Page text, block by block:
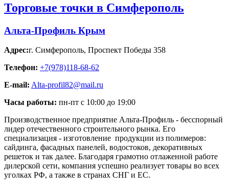
Торговые точки в Симферополь
Альта-Профиль Крым
Адрес:г. Симферополь, Проспект Победы 358
Телефон: +7(978)118-68-62
E-mail: Alta-profil82@mail.ru
Часы работы: пн-пт с 10:00 до 19:00
Производственное предприятие Альта-Профиль - бесспорный
лидер отечественного строительного рынка. Его
специализация - изготовление продукции из полимеров:
сайдинга, фасадных панелей, водостоков, декоративных
решеток и так далее. Благодаря грамотно отлаженной работе
дилерской сети, компания успешно реализует товары во всех
уголках РФ, а также в странах СНГ и ЕС.